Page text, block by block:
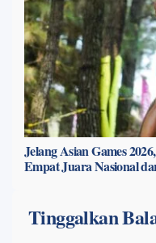
Jelang Asian Games
Empat Juara Nasional
Tinggalkan